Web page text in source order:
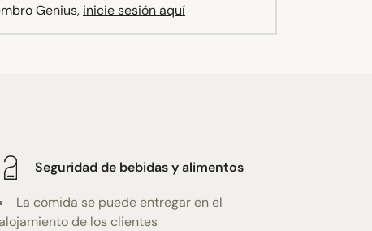
Genius, inicie sesión aquí
Seguridad de bebidas y alimentos
La comida se puede entregar en el
alojamiento de los clientes